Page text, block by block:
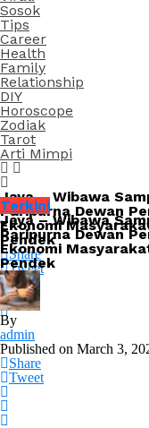
Sosok
Tips
Career
Health
Family
Relationship
DIY
Horoscope
Zodiak
Tarot
Arti Mimpi
Jaya – Wibawa
Paripurna Dewan
Ekonomi
Pendek
Share
Tweet
Terkini
Jaya – Wibawa
Paripurna Dewan
Ekonomi
Pendek
By
admin
Published on March 3,
Share
Tweet